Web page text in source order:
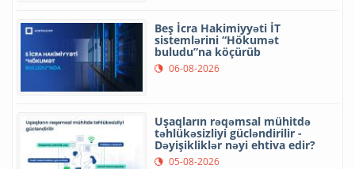
Beş İcra Hakimiyyəti İT
sistemlərini “Hökumət
buludu”na köçürüb
06-08-2026
Uşaqların rəqəmsal mühitdə
təhlükəsizliyi gücləndirilir -
Dəyişikliklər nəyi ehtiva edir?
05-08-2026